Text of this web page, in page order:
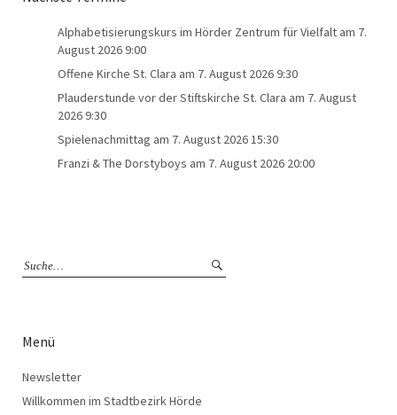
Alphabetisierungskurs im Hörder Zentrum für Vielfalt am 7.
August 2026 9:00
Offene Kirche St. Clara am 7. August 2026 9:30
Plauderstunde vor der Stiftskirche St. Clara am 7. August
2026 9:30
Spielenachmittag am 7. August 2026 15:30
Franzi & The Dorstyboys am 7. August 2026 20:00
Menü
Newsletter
Willkommen im Stadtbezirk Hörde